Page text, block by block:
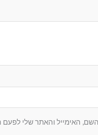
האימייל והאתר שלי